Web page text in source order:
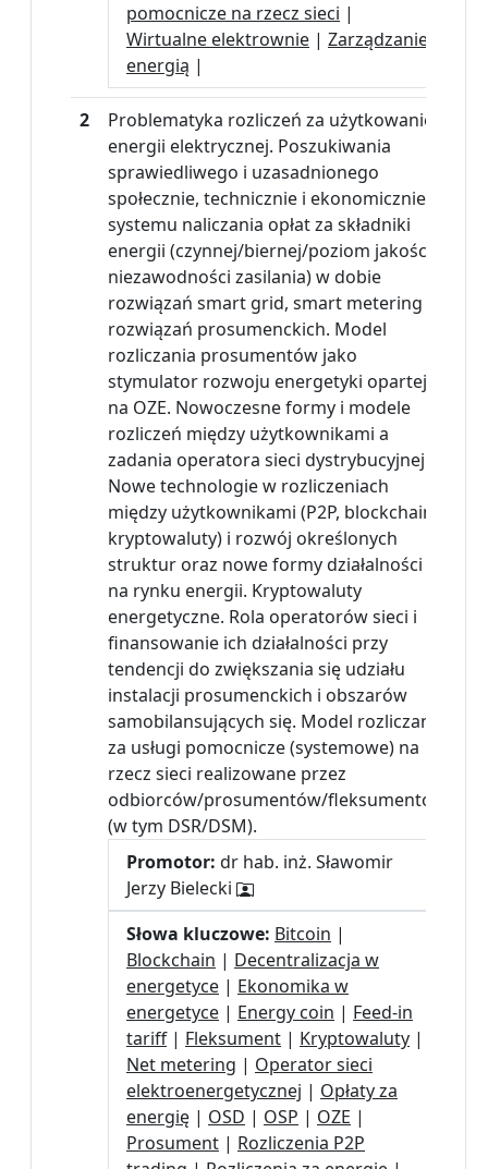
pomocnicze na rzecz sieci |
Wirtualne elektrownie | Zarządzanie
energią |
2
Problematyka rozliczeń za użytkowanie
energii elektrycznej. Poszukiwania
sprawiedliwego i uzasadnionego
społecznie, technicznie i ekonomicznie
systemu naliczania opłat za składniki
energii (czynnej/biernej/poziom jakości i
niezawodności zasilania) w dobie
rozwiązań smart grid, smart metering i
rozwiązań prosumenckich. Model
rozliczania prosumentów jako
stymulator rozwoju energetyki opartej
na OZE. Nowoczesne formy i modele
rozliczeń między użytkownikami a
zadania operatora sieci dystrybucyjnej.
Nowe technologie w rozliczeniach
między użytkownikami (P2P, blockchain,
kryptowaluty) i rozwój określonych
struktur oraz nowe formy działalności
na rynku energii. Kryptowaluty
energetyczne. Rola operatorów sieci i
finansowanie ich działalności przy
tendencji do zwiększania się udziału
instalacji prosumenckich i obszarów
samobilansujących się. Model rozliczania
za usługi pomocnicze (systemowe) na
rzecz sieci realizowane przez
odbiorców/prosumentów/fleksumentów
(w tym DSR/DSM).
Promotor: dr hab. inż. Sławomir
Jerzy Bielecki
Słowa kluczowe: Bitcoin |
Blockchain | Decentralizacja w
energetyce | Ekonomika w
energetyce | Energy coin | Feed-in
tariff| Fleksument | Kryptowaluty |
Net metering | Operator sieci
elektroenergetycznej | Opłaty za
energię | OSD | OSP | OZE |
Prosument | Rozliczenia P2P